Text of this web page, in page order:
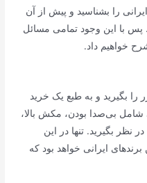
را بشناسید و پیش از آن
پس با این وجود تمامی مسائل
خواهیم داد.
را بگیرید و به طبع یک خرید
شامل بی‌صدا بودن، مکش بالا،
نظر بگیرید. تنها در این
ایرانی خواهد بود که